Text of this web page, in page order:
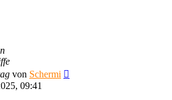
von Schermi
09:41